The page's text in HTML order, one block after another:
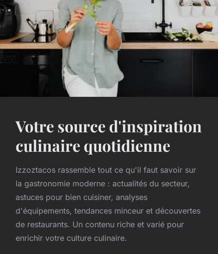
Votre source d'inspiration
culinaire quotidienne
Izzoztacos rassemble tout ce qu'il faut savoir sur
la gastronomie moderne : actualités du secteur,
astuces pour bien cuisiner, analyses
d'équipements, tendances minceur et découvertes
de restaurants. Un contenu riche et varié pour
enrichir votre culture culinaire.